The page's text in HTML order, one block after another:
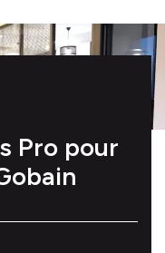
Pro pour